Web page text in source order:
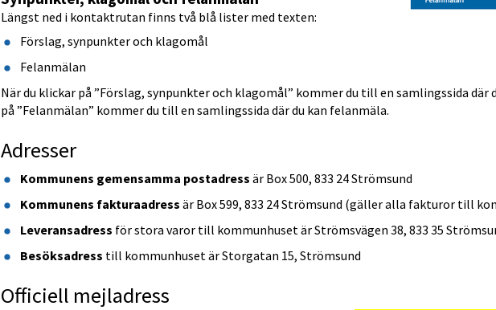
Längst ned i kontaktrutan finns två blå lister med texten:
Förslag, synpunkter och klagomål
Felanmälan
När du klickar på ”Förslag, synpunkter och klagomål” kommer du till en samlingssida där
på ”Felanmälan” kommer du till en samlingssida där du kan felanmäla.
Adresser
Kommunens gemensamma postadress är Box 500, 833 24 Strömsund
Kommunens fakturaadress är Box 599, 833 24 Strömsund (gäller alla fakturor till
Leveransadress för stora varor till kommunhuset är Strömsvägen 38, 833 35
Besöksadress till kommunhuset är Storgatan 15, Strömsund
Officiell mejladress